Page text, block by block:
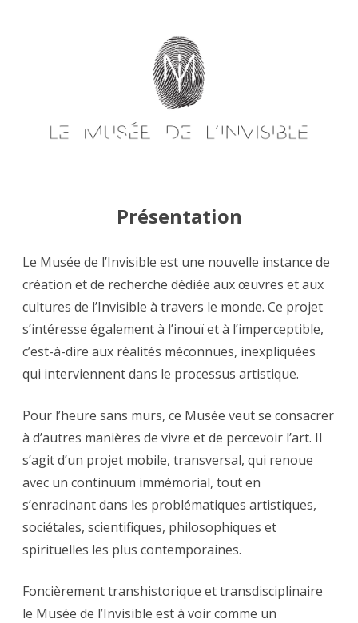
Présentation
Le Musée de l’Invisible est une nouvelle instance de
création et de recherche dédiée aux œuvres et aux
cultures de l’Invisible à travers le monde. Ce projet
s’intéresse également à l’inouï et à l’imperceptible,
c’est-à-dire aux réalités méconnues, inexpliquées
qui interviennent dans le processus artistique.
Pour l’heure sans murs, ce Musée veut se consacrer
à d’autres manières de vivre et de percevoir l’art. Il
s’agit d’un projet mobile, transversal, qui renoue
avec un continuum immémorial, tout en
s’enracinant dans les problématiques artistiques,
sociétales, scientifiques, philosophiques et
spirituelles les plus contemporaines.
Foncièrement transhistorique et transdisciplinaire
le Musée de l’Invisible est à voir comme un